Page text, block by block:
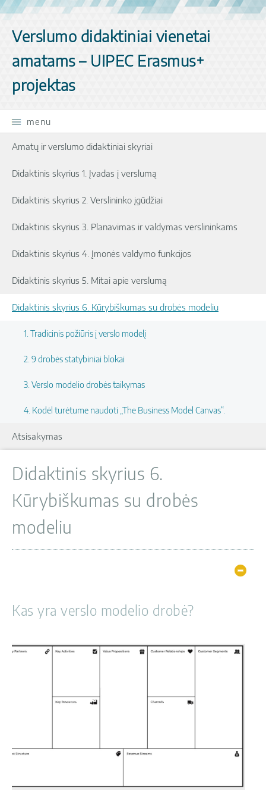
Verslumo didaktiniai vienetai
amatams – UIPEC Erasmus+
projektas
menu
Amatų ir verslumo didaktiniai skyriai
Didaktinis skyrius 1. Įvadas į verslumą
Didaktinis skyrius 2. Verslininko įgūdžiai
Didaktinis skyrius 3. Planavimas ir valdymas verslininkams
Didaktinis skyrius 4. Įmonės valdymo funkcijos
Didaktinis skyrius 5. Mitai apie verslumą
Didaktinis skyrius 6. Kūrybiškumas su drobės modeliu
1. Tradicinis požiūris į verslo modelį
2. 9 drobės statybiniai blokai
3. Verslo modelio drobės taikymas
4. Kodėl turėtume naudoti „The Business Model Canvas“.
Atsisakymas
Didaktinis skyrius 6.
Kūrybiškumas su drobės
modeliu
Kas yra verslo modelio drobė?